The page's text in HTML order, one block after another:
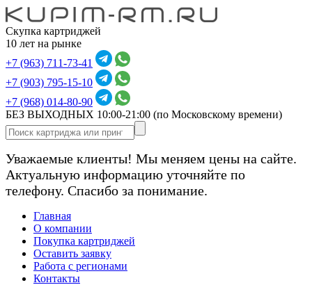
Скупка картриджей
10 лет на рынке
+7 (963) 711-73-41
+7 (903) 795-15-10
+7 (968) 014-80-90
БЕЗ ВЫХОДНЫХ 10:00-21:00 (по Московскому времени)
Уважаемые клиенты! Мы меняем цены на сайте.
Актуальную информацию уточняйте по
телефону. Спасибо за понимание.
Главная
О компании
Покупка картриджей
Оставить заявку
Работа с регионами
Контакты